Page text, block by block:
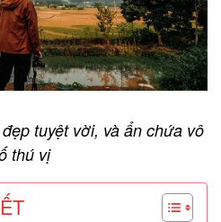
tuyệt vời, và ẩn chứa vô
thú vị